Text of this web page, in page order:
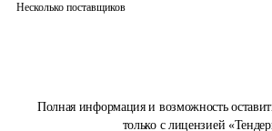
Полная информация и возможность
только с лицензией
Несколько поставщиков